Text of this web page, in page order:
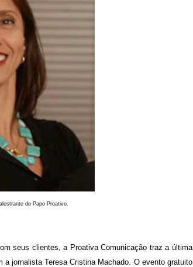
do Papo Proativo.
seus clientes, a Proativa Comunicação traz a última
jornalista Teresa Cristina Machado. O evento gratuito